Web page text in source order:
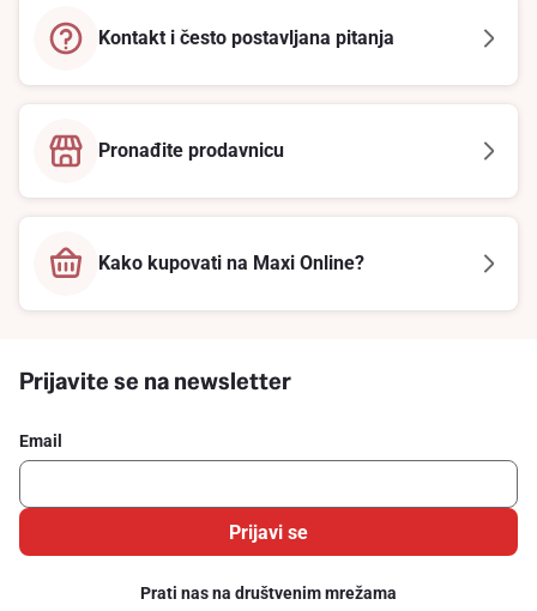
Kontakt i često postavljana pitanja
Pronađite prodavnicu
Kako kupovati na Maxi Online?
Prijavite se na newsletter
Email
Prijavi se
Prati nas na društvenim mrežama